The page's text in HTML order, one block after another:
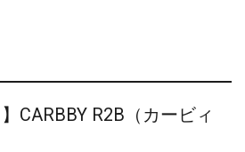
CARBBY R2B（カービィ